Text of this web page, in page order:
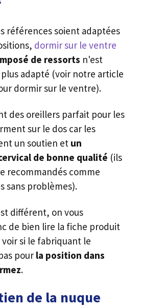
références soient adaptées
dormir sur le ventre
de ressorts n'est
adapté (voir notre article
dormir sur le ventre).
des oreillers parfait pour les
sur le dos car les
un soutien et un
de bonne qualité (ils
recommandés comme
sans problèmes).
différent, on vous
de bien lire la fiche produit
si le fabriquant le
pour la position dans
.
de la nuque